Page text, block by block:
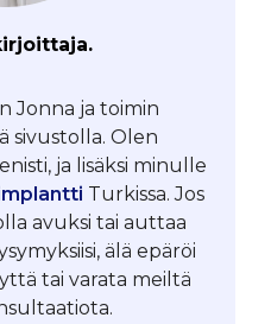
Jonna ja toimin
sivustolla. Olen
ja lisäksi minulle
Turkissa. Jos
avuksi tai auttaa
älä epäröi
tai varata meiltä